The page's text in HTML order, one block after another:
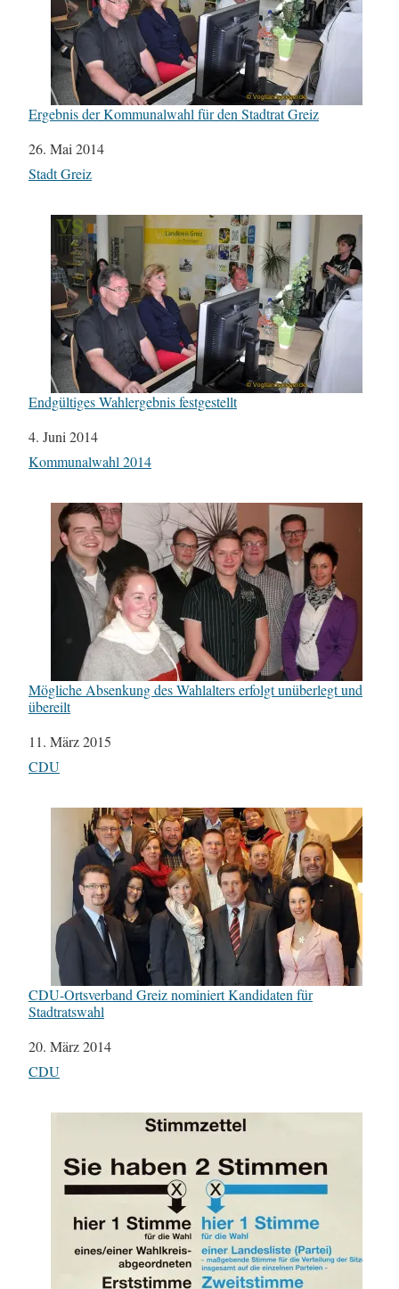
Ergebnis der Kommunalwahl für den Stadtrat Greiz
Datum
26. Mai 2014
In Bezug auf
Stadt Greiz
Endgültiges Wahlergebnis festgestellt
Datum
4. Juni 2014
In Bezug auf
Kommunalwahl 2014
Mögliche Absenkung des Wahlalters erfolgt unüberlegt und
übereilt
Datum
11. März 2015
In Bezug auf
CDU
CDU-Ortsverband Greiz nominiert Kandidaten für
Stadtratswahl
Datum
20. März 2014
In Bezug auf
CDU